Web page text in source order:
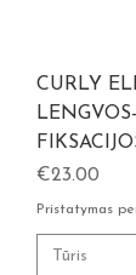
CURLY
Kaina
€23.00
Pristatymas